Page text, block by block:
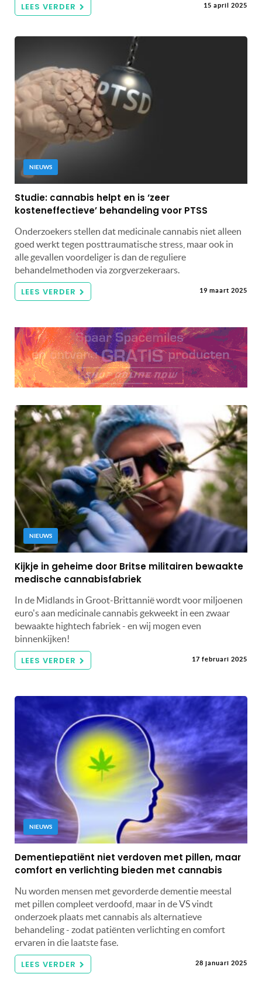
LEES VERDER 15 april 2025
NIEUWS
Studie: cannabis helpt en is ‘zeer
kosteneffectieve’ behandeling voor PTSS
Onderzoekers stellen dat medicinale cannabis niet alleen
goed werkt tegen posttraumatische stress, maar ook in
alle gevallen voordeliger is dan de reguliere
behandelmethoden via zorgverzekeraars.
LEES VERDER 19 maart 2025
NIEUWS
Kijkje in geheime door Britse militairen bewaakte
medische cannabisfabriek
In de Midlands in Groot-Brittannië wordt voor miljoenen
euro's aan medicinale cannabis gekweekt in een zwaar
bewaakte hightech fabriek - en wij mogen even
binnenkijken!
LEES VERDER 17 februari 2025
NIEUWS
Dementiepatiënt niet verdoven met pillen, maar
comfort en verlichting bieden met cannabis
Nu worden mensen met gevorderde dementie meestal
met pillen compleet verdoofd, maar in de VS vindt
onderzoek plaats met cannabis als alternatieve
behandeling - zodat patiënten verlichting en comfort
ervaren in die laatste fase.
LEES VERDER 28 januari 2025